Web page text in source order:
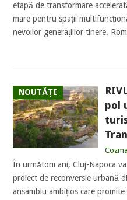
etapă de transformare
mare pentru spații
nevoilor generațiilor tinere.
NOUTĂȚI
pol
În următorii ani, Cluj-Napoca
proiect de reconversie urbană
ansamblu ambițios care